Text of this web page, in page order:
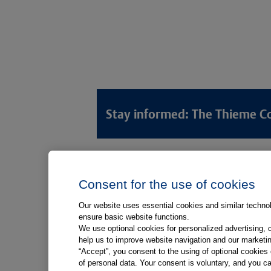
Stay informed: The Thieme
Anamnese von Patient*innen
Aufnahme von Patient*innen
Aufklärung von Patient*innen
Kliniken
Medizinische Versorgungszentren
Digitale
Consent for the use of cookies
Our website uses essential cookies and similar
ensure basic website functions.
We use optional cookies for personalized
help us to improve website navigation and our
“Accept”, you consent to the using of optional
of personal data. Your consent is voluntary, and you